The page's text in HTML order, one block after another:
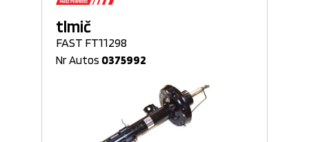
tlmič
FAST FT11298
Nr Autos 0375992